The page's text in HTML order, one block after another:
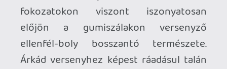
annyira nem tetszik, HP-nek jobban
tetszett de ez sem rossz. szerintem szép
munkát végeztek a srácok biztosan
végigjátszom.